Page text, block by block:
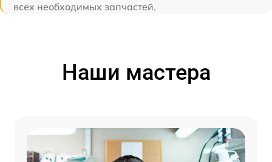
всех необходимых запчастей.
Наши мастера